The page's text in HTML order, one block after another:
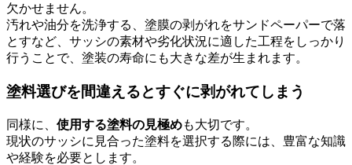
欠かせません。
汚れや油分を洗浄する、塗膜の剥がれをサンドペーパーで落
とすなど、サッシの素材や劣化状況に適した工程をしっかり
行うことで、塗装の寿命にも大きな差が生まれます。
塗料選びを間違えるとすぐに剥がれてしまう
同様に、 使用する塗料の見極めも大切です。
現状のサッシに見合った塗料を選択する際には、豊富な知識
や経験を必要とします。